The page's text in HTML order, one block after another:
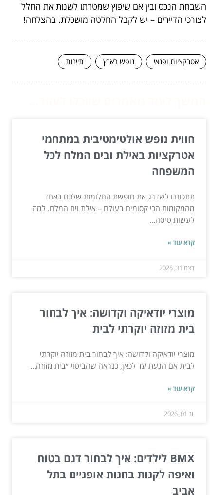
השבחת הנכס ובין אם שיפוץ שמטרתו לשנות את החלל
לצורכי הדיירים – יש לקבל החלטה מושכלת. בהצלחה!
אטרקציות ופנאי נופש בארץ תיירות
חווית נופש אולטימטיבית במתחמי
אטרקציות באילת ובים המלח לכל
המשפחה
תתכוננו לשדרג את חופשת החלומות שלכם באחד
מהמקומות הכי קסומים בעולם – אילת וים המלח. למה
לעשות טיסה...
קרא עוד »
דצמ 31, 2025
מוצרי יודאיקה וקדושה: איך לבחור
בית מזוזה יוקרתי לבית
מוצרי יודאיקה וקדושה: איך לבחור בית מזוזה יוקרתי
לבית אם הגעת עד לכאן, כנראה שהביטוי ״בית מזוזה...
קרא עוד »
יונ 01, 2026
BMX לילדים: איך לבחור דגם בטוח
ואיפה לקנות בחנות אופניים בתל
אביב